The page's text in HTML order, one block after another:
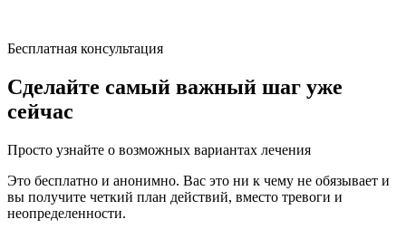
Бесплатная консультация
Сделайте самый важный шаг уже
сейчас
Просто узнайте о возможных вариантах лечения
Это бесплатно и анонимно. Вас это ни к чему не обязывает и
вы получите четкий план действий, вместо тревоги и
неопределенности.